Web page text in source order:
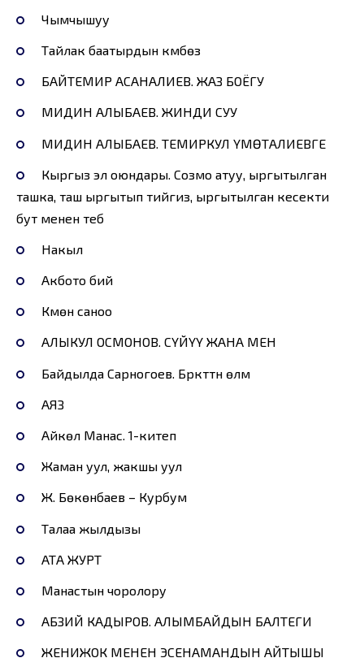
Чымчышуу
Тайлак баатырдын күмбөзү
БАЙТЕМИР АСАНАЛИЕВ. ЖАЗ БОЁГУ
МИДИН АЛЫБАЕВ. ЖИНДИ СУУ
МИДИН АЛЫБАЕВ. ТЕМИРКУЛ ҮМӨТАЛИЕВГЕ
Кыргыз эл оюндары. Созмо атуу, ыргытылган
ташка, таш ыргытып тийгизүү, ыргытылган кесекти
бут менен тебүү
Накыл
Акбото бий
Күмөн саноо
АЛЫКУЛ ОСМОНОВ. СҮЙҮҮ ЖАНА МЕН
Байдылда Сарногоев. Бүркүттүн өлүмү
АЯЗ
Айкөл Манас. 1-китеп
Жаман уул, жакшы уул
Ж. Бөкөнбаев – Курбум
Талаа жылдызы
АТА ЖУРТ
Манастын чоролору
АБЗИЙ КАДЫРОВ. АЛЫМБАЙДЫН БАЛТЕГИ
ЖЕНИЖОК МЕНЕН ЭСЕНАМАНДЫН АЙТЫШЫ